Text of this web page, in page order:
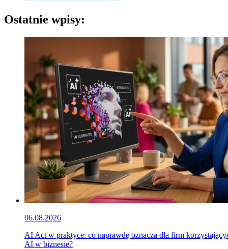
Ostatnie wpisy:
06.08.2026
AI Act w praktyce: co naprawdę oznacza dla firm
AI w biznesie?